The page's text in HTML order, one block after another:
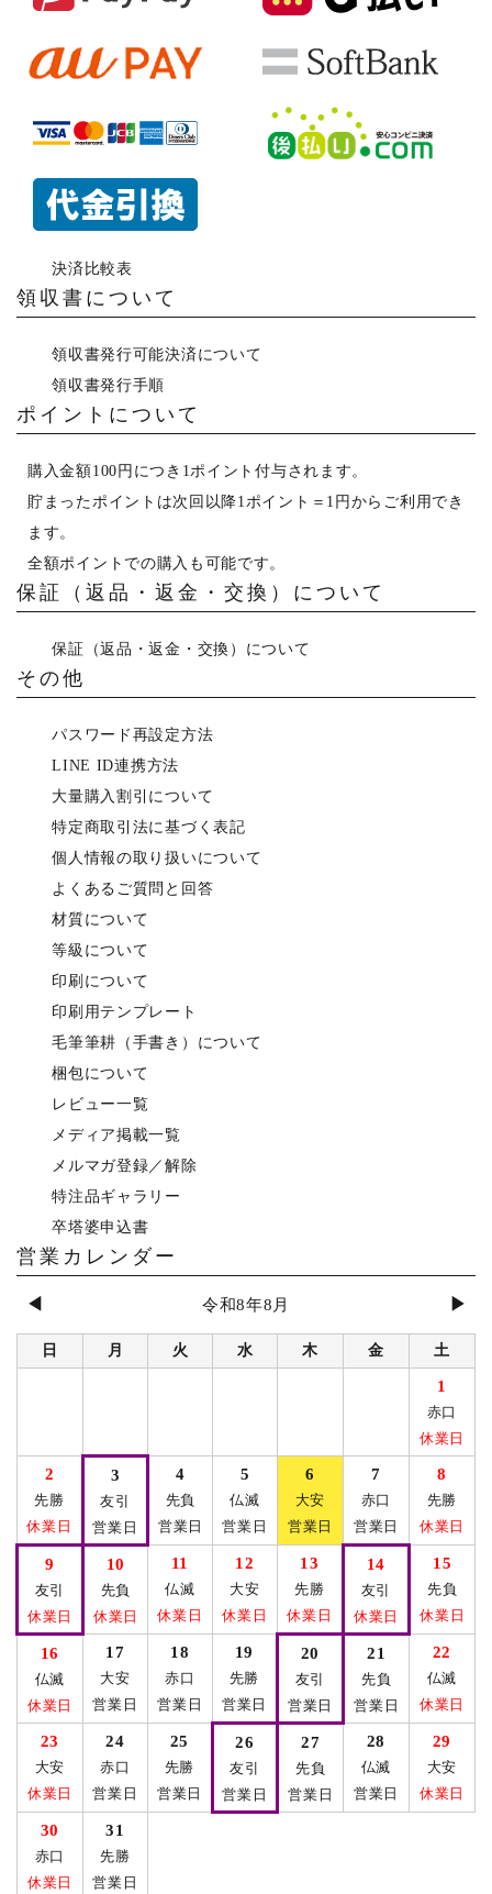
決済比較表
領収書について
領収書発行可能決済について
領収書発行手順
ポイントについて
購入金額100円につき1ポイント付与されます。
貯まったポイントは次回以降1ポイント＝1円からご利用でき
ます。
全額ポイントでの購入も可能です。
保証（返品・返金・交換）について
保証（返品・返金・交換）について
その他
パスワード再設定方法
LINE ID連携方法
大量購入割引について
特定商取引法に基づく表記
個人情報の取り扱いについて
よくあるご質問と回答
材質について
等級について
印刷について
印刷用テンプレート
毛筆筆耕（手書き）について
梱包について
レビュー一覧
メディア掲載一覧
メルマガ登録／解除
特注品ギャラリー
卒塔婆申込書
営業カレンダー
◀ 令和8年8月 ▶
日 月 火 水 木 金 土
1
赤口
休業日
2
先勝
休業日
3
友引
営業日
4
先負
営業日
5
仏滅
営業日
6
大安
営業日
7
赤口
営業日
8
先勝
休業日
9
友引
休業日
10
先負
休業日
11
仏滅
休業日
12
大安
休業日
13
先勝
休業日
14
友引
休業日
15
先負
休業日
16
仏滅
休業日
17
大安
営業日
18
赤口
営業日
19
先勝
営業日
20
友引
営業日
21
先負
営業日
22
仏滅
休業日
23
大安
休業日
24
赤口
営業日
25
先勝
営業日
26
友引
営業日
27
先負
営業日
28
仏滅
営業日
29
大安
休業日
30
赤口
休業日
31
先勝
営業日